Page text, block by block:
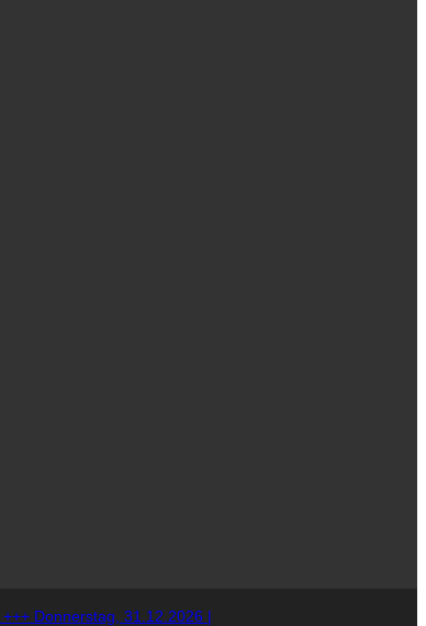
Donnerstag, 31.12.2026 |